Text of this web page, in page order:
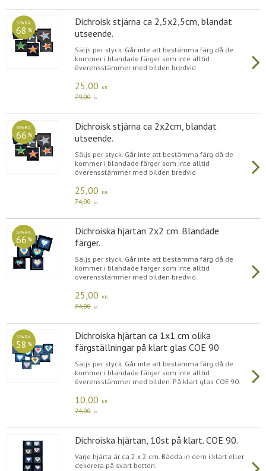
Dichroisk stjärna ca 2,5x2,5cm, blandat
utseende.
Säljs per styck. Går inte att bestämma färg då de
kommer i blandade färger som inte alltid
överensstämmer med bilden bredvid
25,00 KR
79,00 KR
SPARA
68 %
Dichroisk stjärna ca 2x2cm, blandat
utseende.
Säljs per styck. Går inte att bestämma färg då de
kommer i blandade färger som inte alltid
överensstämmer med bilden bredvid
25,00 KR
74,00 KR
SPARA
66 %
Dichroiska hjärtan 2x2 cm. Blandade
färger.
Säljs per styck. Går inte att bestämma färg då de
kommer i blandade färger som inte alltid
överensstämmer med bilden bredvid.
25,00 KR
74,00 KR
SPARA
66 %
Dichroiska hjärtan ca 1x1 cm olika
färgställningar på klart glas COE 90
Säljs per styck. Går inte att bestämma färg då de
kommer i blandade färger som inte alltid
överensstämmer med bilden. På klart glas COE 90.
10,00 KR
24,00 KR
SPARA
58 %
Dichroiska hjärtan, 10st på klart. COE 90.
Varje hjärta är ca 2 x 2 cm. Bädda in dem i klart eller
dekorera på svart botten.